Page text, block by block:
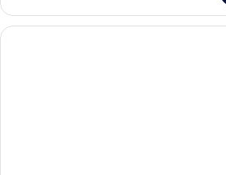
細